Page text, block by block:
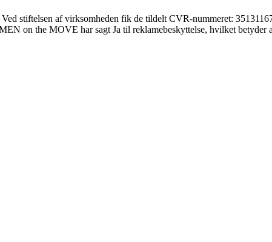
stiftelsen af virksomheden fik de tildelt CVR-nummeret:
on the MOVE har sagt Ja til reklamebeskyttelse, hvilket betyder